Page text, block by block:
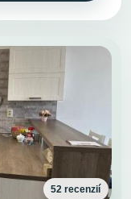
52 recenzií